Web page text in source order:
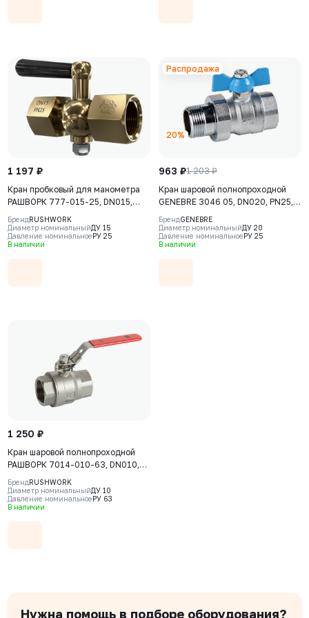
1 197 ₽
Кран пробковый для манометра
РАШВОРК 777-015-25, DN015,
PN25, корпус - латунь (CW617N),
конус - латунь (CW617N),
уплотнение - Viton, ВР/ВР, BSPP,
БрендRUSHWORK
Диаметр номинальныйДУ 15
Давление номинальноеРУ 25
В наличии
Распродажа
963 ₽1 203 ₽
20%
Кран шаровой полнопроходной
GENEBRE 3046 05, DN020, PN25,
корпус - латунь (CW617N), шар -
латунь (CW617N), уплотнение
шара - PTFE, НР/ВР, с накидной
БрендGENEBRE
Диаметр номинальныйДУ 20
Давление номинальноеРУ 25
В наличии
1 250 ₽
Кран шаровой полнопроходной
РАШВОРК 7014-010-63, DN010,
PN63, корпус - AISI316 (CF8М),
шар - AISI316 (CF8М), уплотнение
шара - PTFE, ВР/ВР,
БрендRUSHWORK
Диаметр номинальныйДУ 10
Давление номинальноеРУ 63
В наличии
Нужна помощь в подборе оборудования?